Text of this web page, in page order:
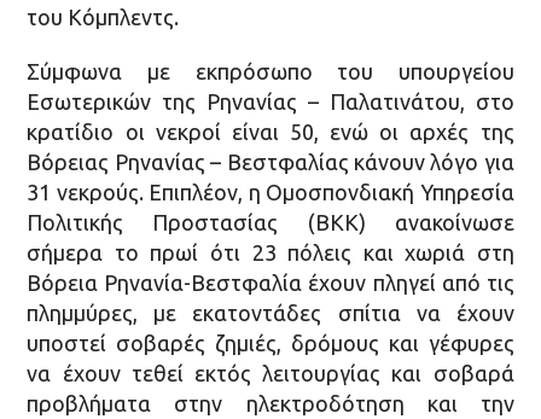
του Κόμπλεντς.
Σύμφωνα με εκπρόσωπο του υπουργείου
Εσωτερικών της Ρηνανίας – Παλατινάτου, στο
κρατίδιο οι νεκροί είναι 50, ενώ οι αρχές της
Βόρειας Ρηνανίας – Βεστφαλίας κάνουν λόγο για
31 νεκρούς. Επιπλέον, η Ομοσπονδιακή Υπηρεσία
Πολιτικής Προστασίας (ΒΚΚ) ανακοίνωσε
σήμερα το πρωί ότι 23 πόλεις και χωριά στη
Βόρεια Ρηνανία-Βεστφαλία έχουν πληγεί από τις
πλημμύρες, με εκατοντάδες σπίτια να έχουν
υποστεί σοβαρές ζημιές, δρόμους και γέφυρες
να έχουν τεθεί εκτός λειτουργίας και σοβαρά
προβλήματα στην ηλεκτροδότηση και την